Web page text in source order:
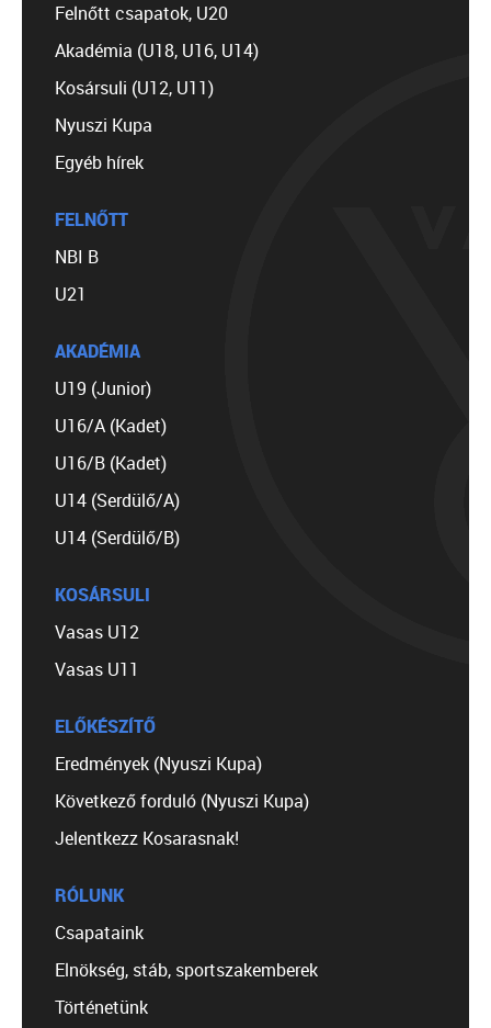
Felnőtt csapatok, U20
Akadémia (U18, U16, U14)
Kosársuli (U12, U11)
Nyuszi Kupa
Egyéb hírek
FELNŐTT
NBI B
U21
AKADÉMIA
U19 (Junior)
U16/A (Kadet)
U16/B (Kadet)
U14 (Serdülő/A)
U14 (Serdülő/B)
KOSÁRSULI
Vasas U12
Vasas U11
ELŐKÉSZÍTŐ
Eredmények (Nyuszi Kupa)
Következő forduló (Nyuszi Kupa)
Jelentkezz Kosarasnak!
RÓLUNK
Csapataink
Elnökség, stáb, sportszakemberek
Történetünk